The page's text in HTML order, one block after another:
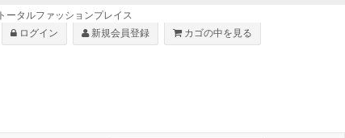
ータルファッションプレイス
ログイン
新規会員登録 カゴの中を見る